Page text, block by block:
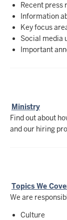
Recent press
Information
Key focus
Social media
Important
Ministry
Find out about
and our hiring
Topics We
We are
Culture